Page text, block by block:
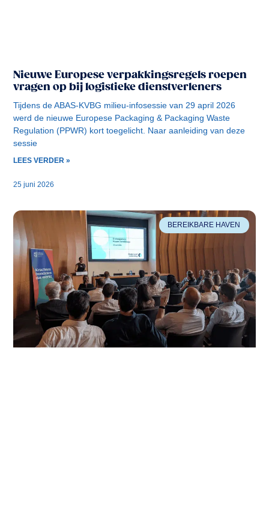
Nieuwe Europese verpakkingsregels roepen
vragen op bij logistieke dienstverleners
Tijdens de ABAS-KVBG milieu-infosessie van 29 april 2026
werd de nieuwe Europese Packaging & Packaging Waste
Regulation (PPWR) kort toegelicht. Naar aanleiding van deze
sessie
LEES VERDER »
25 juni 2026
BEREIKBARE HAVEN